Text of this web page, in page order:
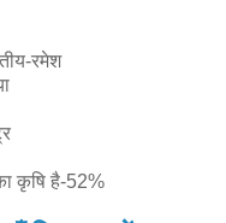
रमेश
कृषि है-52%